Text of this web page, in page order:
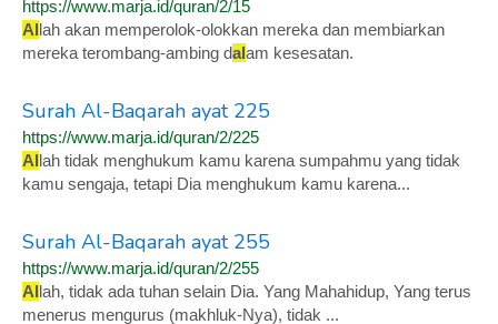
https://www.marja.id/quran/2/15
Allah akan memperolok-olokkan mereka dan membiarkan
mereka terombang-ambing dalam kesesatan.
Surah Al-Baqarah ayat 225
https://www.marja.id/quran/2/225
Allah tidak menghukum kamu karena sumpahmu yang tidak
kamu sengaja, tetapi Dia menghukum kamu karena...
Surah Al-Baqarah ayat 255
https://www.marja.id/quran/2/255
Allah, tidak ada tuhan selain Dia. Yang Mahahidup, Yang terus
menerus mengurus (makhluk-Nya), tidak ...